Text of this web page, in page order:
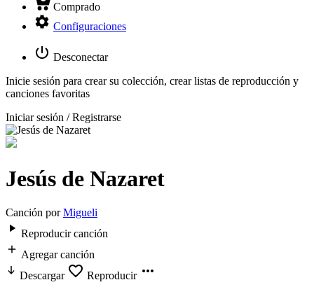
Comprado
Configuraciones
Desconectar
Inicie sesión para crear su colección, crear listas de reproducción y
canciones favoritas
Iniciar sesión / Registrarse
Jesús de Nazaret
Canción porMigueli
Reproducir canción
Agregar canción
Descargar
Reproducir